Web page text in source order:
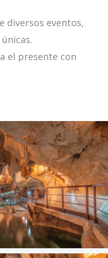
diversos eventos,
el presente con